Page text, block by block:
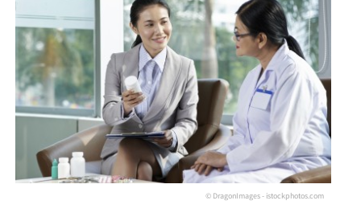
© DragonImages - istockphotos.com